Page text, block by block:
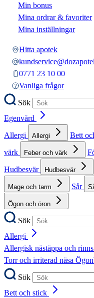
Min bonus
Mina ordrar & favoriter
Mina inställningar
Hitta apotek
0771 23 10 00
Vanliga frågor
Sök
Egenvård
Allergi
Allergi Bett
värk
Feber och värk
Hudbesvär
Hudbesvär
Mage och tarm Sår
Ögon och öron
Sök
Allergi
Allergisk nästäppa och
Torr och irriterad näsa
Sök
Bett och stick